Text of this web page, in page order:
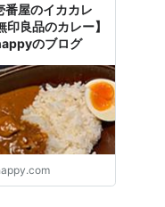
番屋のイカカレ
印良品のカレー】
のブログ